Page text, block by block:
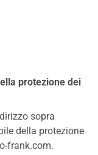
protezione dei
sopra
della protezione
frank.com.